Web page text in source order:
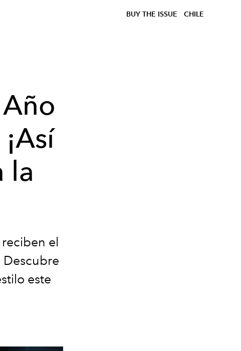
BUY THE ISSUE CHILE
la
el
Descubre
este